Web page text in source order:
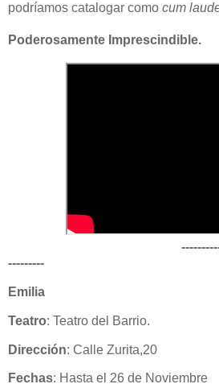
podríamos catalogar como cum
Poderosamente Imprescindible.
---------
Emilia
Teatro: Teatro del Barrio.
Dirección: Calle Zurita,20
Fechas: Hasta el 26 de Noviembre